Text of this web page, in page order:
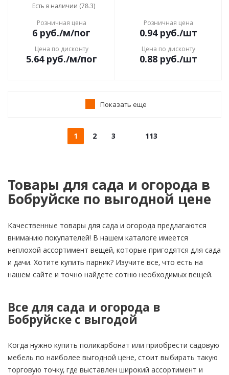
Есть в наличии (78.3)
Розничная цена
6 руб./м/пог
Цена по дисконту
5.64руб./м/пог
Розничная цена
0.94руб./шт
Цена по дисконту
0.88руб./шт
Показать еще
1 2 3 113
Товары для сада и огорода в
Бобруйске по выгодной цене
Качественные товары для сада и огорода предлагаются
вниманию покупателей! В нашем каталоге имеется
неплохой ассортимент вещей, которые пригодятся для сада
и дачи. Хотите купить парник? Изучите все, что есть на
нашем сайте и точно найдете сотню необходимых вещей.
Все для сада и огорода в
Бобруйске с выгодой
Когда нужно купить поликарбонат или приобрести садовую
мебель по наиболее выгодной цене, стоит выбирать такую
торговую точку, где выставлен широкий ассортимент и